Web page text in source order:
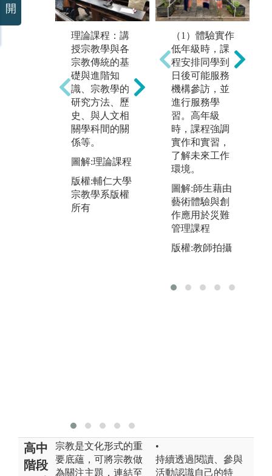
理論課程：講
授宗教學與各
宗教傳統的基
礎與進階知
識、宗教學的
研究方法、歷
史、與人文相
關學科間的關
係等。
圖解:理論課程
版權:輔仁大學
宗教學系版權
所有
進行宗教田野
調查，觀察、
記錄宗教行
為、儀式等，
並進行分析。
圖解:學生進行
田野調查照片
版權:輔仁大學
宗教學系版權
所有
（1）體驗實作
低年級時，課
程安排同學到
日後可能服務
機構參訪，並
進行服務學
習。高年級
時，課程強調
實作和實習，
了解未來工作
環境。
圖解:師生藉由
藝術體驗與創
作應用於災難
管理課程
版權:教師拍攝
高中
階段
宗教是文化形式的重
要底蘊，可將宗教做
為關注主題，連結至
•
持續透過閱讀、參與
活動認識自己的特
開